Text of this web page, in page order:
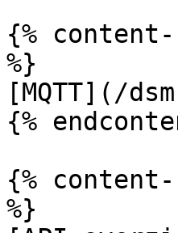
{%
%}
[MQTT](/
{%
{% content-
%}